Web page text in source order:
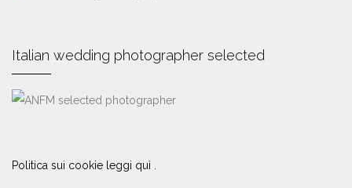
Italian wedding photographer selected
Politica sui cookie leggi quì .